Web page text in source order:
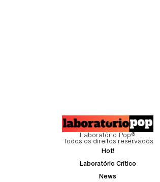
Laboratório Pop®
Todos os direitos reservados
Hot!
Laboratório Crítico
News